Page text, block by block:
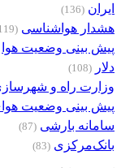
ایران (136)
هشدار هواشناسی (119)
پیش بینی وضعیت هوا
دلار (108)
وزارت راه و
پیش بینی وضعیت
سامانه بارشی (87)
بانک‌مرکزی (83)